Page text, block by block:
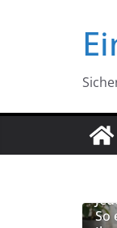
So